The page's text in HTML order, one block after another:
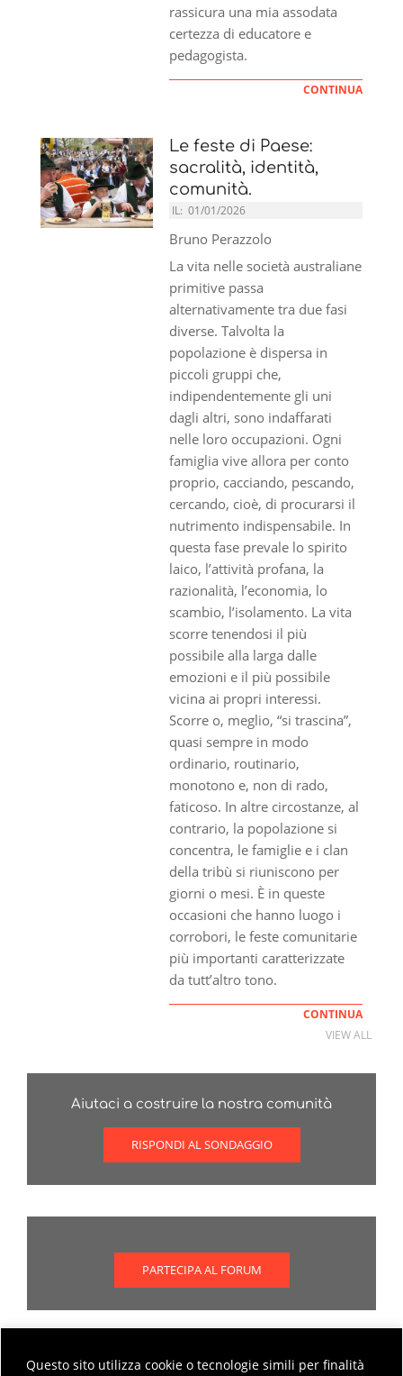
Questo sito utilizza cookie o tecnologie simili per finalità
rassicura una mia assodata
certezza di educatore e
pedagogista.
CONTINUA
Le feste di Paese:
sacralità, identità,
comunità.
IL: 01/01/2026
Bruno Perazzolo
La vita nelle società australiane
primitive passa
alternativamente tra due fasi
diverse. Talvolta la
popolazione è dispersa in
piccoli gruppi che,
indipendentemente gli uni
dagli altri, sono indaffarati
nelle loro occupazioni. Ogni
famiglia vive allora per conto
proprio, cacciando, pescando,
cercando, cioè, di procurarsi il
nutrimento indispensabile. In
questa fase prevale lo spirito
laico, l’attività profana, la
razionalità, l’economia, lo
scambio, l’isolamento. La vita
scorre tenendosi il più
possibile alla larga dalle
emozioni e il più possibile
vicina ai propri interessi.
Scorre o, meglio, “si trascina”,
quasi sempre in modo
ordinario, routinario,
monotono e, non di rado,
faticoso. In altre circostanze, al
contrario, la popolazione si
concentra, le famiglie e i clan
della tribù si riuniscono per
giorni o mesi. È in queste
occasioni che hanno luogo i
corrobori, le feste comunitarie
più importanti caratterizzate
da tutt’altro tono.
CONTINUA
VIEW ALL
Aiutaci a costruire la nostra comunità
RISPONDI AL SONDAGGIO
PARTECIPA AL FORUM
Scopri come partecipare al forum